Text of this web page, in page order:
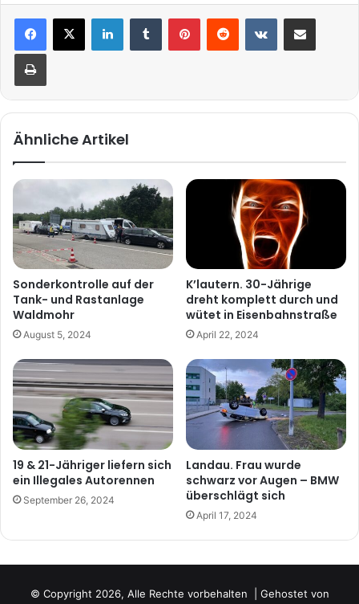
LinkedInTumblr PinterestReddit VKontakteTeile per E-Mail
Drucken
Ähnliche Artikel
Sonderkontrolle auf der
Tank- und Rastanlage
Waldmohr
August 5, 2024
K’lautern. 30-Jährige
dreht komplett durch und
wütet in Eisenbahnstraße
April 22, 2024
19 & 21-Jähriger liefern sich
ein Illegales Autorennen
September 26, 2024
Landau. Frau wurde
schwarz vor Augen – BMW
überschlägt sich
April 17, 2024
© Copyright 2026, Alle Rechte vorbehalten | Gehostet von